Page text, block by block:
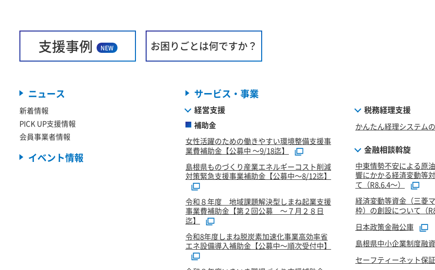
支援事例 NEW お困りごとは何ですか？
ニュース
新着情報
PICK UP支援情報
会員事業者情報
イベント情報
サービス・事業
経営支援
補助金
女性活躍のための働きやすい環境整備支援事
業費補助金【公募中 ～9/18迄】
島根県ものづくり産業エネルギーコスト削減
対策緊急支援事業補助金【公募中～8/12迄】
令和８年度 地域課題解決型しまね起業支援
事業費補助金【第２回公募 ～７月２８日
迄】
令和8年度しまね脱炭素加速化事業高効率省
エネ設備導入補助金【公募中～順次受付中】
税務経理支援
かんたん経理システム
金融相談斡旋
中東情勢不安による原
響にかかる経済変動等
て（R8.6.4～）
経済変動等資金（三菱
枠）の創設について（
日本政策金融公庫
島根県中小企業制度融資
セーフティーネット保